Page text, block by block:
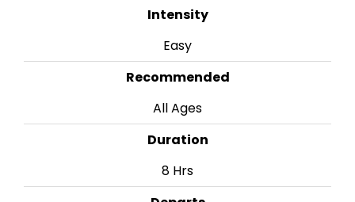
Intensity
Easy
Recommended
All Ages
Duration
8 Hrs